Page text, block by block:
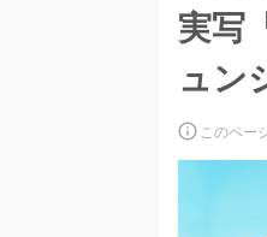
実写
ュン
このペー